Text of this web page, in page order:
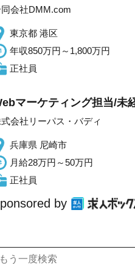
会社DMM.com
東京都 港区
年収850万円～1,800万円
正社員
マーケティング担当/未
会社リーパス・バディ
兵庫県 尼崎市
月給28万円～50万円
正社員
by